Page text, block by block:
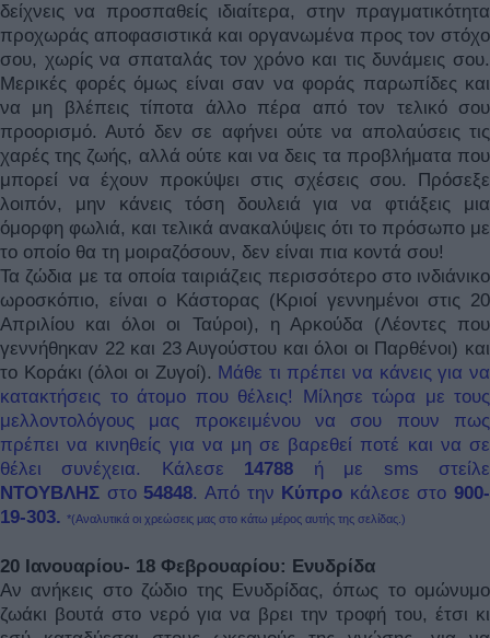
δείχνεις να προσπαθείς ιδιαίτερα, στην πραγματικότητα
προχωράς αποφασιστικά και οργανωμένα προς τον στόχο
σου, χωρίς να σπαταλάς τον χρόνο και τις δυνάμεις σου.
Μερικές φορές όμως είναι σαν να φοράς παρωπίδες και
να μη βλέπεις τίποτα άλλο πέρα από τον τελικό σου
προορισμό. Αυτό δεν σε αφήνει ούτε να απολαύσεις τις
χαρές της ζωής, αλλά ούτε και να δεις τα προβλήματα που
μπορεί να έχουν προκύψει στις σχέσεις σου. Πρόσεξε
λοιπόν, μην κάνεις τόση δουλειά για να φτιάξεις μια
όμορφη φωλιά, και τελικά ανακαλύψεις ότι το πρόσωπο με
το οποίο θα τη μοιραζόσουν, δεν είναι πια κοντά σου!
Τα ζώδια με τα οποία ταιριάζεις περισσότερο στο ινδιάνικο
ωροσκόπιο, είναι ο Κάστορας (Κριοί γεννημένοι στις 20
Απριλίου και όλοι οι Ταύροι), η Αρκούδα (Λέοντες που
γεννήθηκαν 22 και 23 Αυγούστου και όλοι οι Παρθένοι) και
το Κοράκι (όλοι οι Ζυγοί). Μάθε τι πρέπει να κάνεις για να
κατακτήσεις το άτομο που θέλεις! Μίλησε τώρα με τους
μελλοντολόγους μας προκειμένου να σου πουν πως
πρέπει να κινηθείς για να μη σε βαρεθεί ποτέ και να σε
θέλει συνέχεια. Κάλεσε 14788 ή με sms στείλε
ΝΤΟΥΒΛΗΣ στο 54848. Από την Κύπρο κάλεσε στο 900-
19-303. *(Aναλυτικά οι χρεώσεις μας στο κάτω μέρος αυτής της σελίδας.)
20 Ιανουαρίου- 18 Φεβρουαρίου: Ενυδρίδα
Αν ανήκεις στο ζώδιο της Ενυδρίδας, όπως το ομώνυμο
ζωάκι βουτά στο νερό για να βρει την τροφή του, έτσι κι